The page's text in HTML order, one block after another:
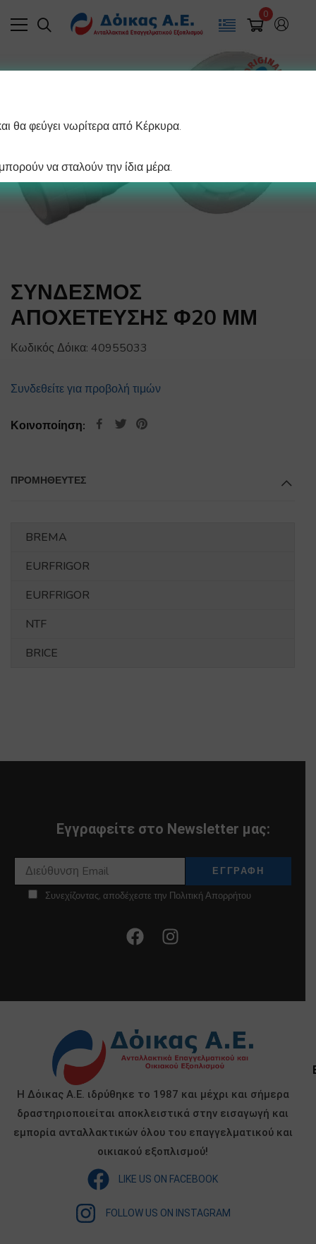
0
ΣΥΝΔΕΣΜΟΣ
ΑΠΟΧΕΤΕΥΣΗΣ Φ20 ΜΜ
Κωδικός Δόικα: 40955033
Συνδεθείτε για προβολή τιμών
Κοινοποίηση:
ΠΡΟΜΗΘΕΥΤΕΣ
BREMA
EURFRIGOR
EURFRIGOR
NTF
BRICE
Εγγραφείτε στο Newsletter μας:
Συνεχίζοντας, αποδέχεστε την Πολιτική Απορρήτου
Η Δόικας Α.Ε. ιδρύθηκε το 1987 και μέχρι και σήμερα
δραστηριοποιείται αποκλειστικά στην εισαγωγή και
εμπορία ανταλλακτικών όλου του επαγγελματικού και
οικιακού εξοπλισμού!
LIKE US ON FACEBOOK
FOLLOW US ON INSTAGRAM
θα φεύγει νωρίτερα από Κέρκυρα.
να σταλούν την ίδια μέρα.